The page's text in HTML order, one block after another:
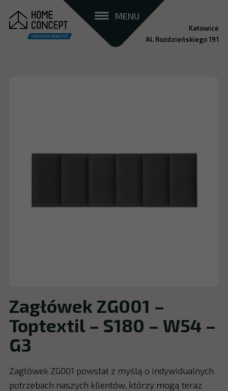
MENU
Katowice
Al. Roździeńskiego 191
Zagłówek ZG001 –
Toptextil – S180 – W54 –
G3
Zagłówek ZG001 powstał z myślą o indywidualnych
potrzebach naszych klientów, którzy mogą teraz